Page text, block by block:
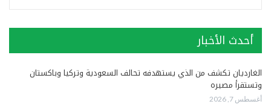
أحدث الأخبار
الغارديان تكشف من الذي يستهدفه تحالف السعودية وتركيا وباكستان
وتستقرأ مصيره
أغسطس 7, 2026